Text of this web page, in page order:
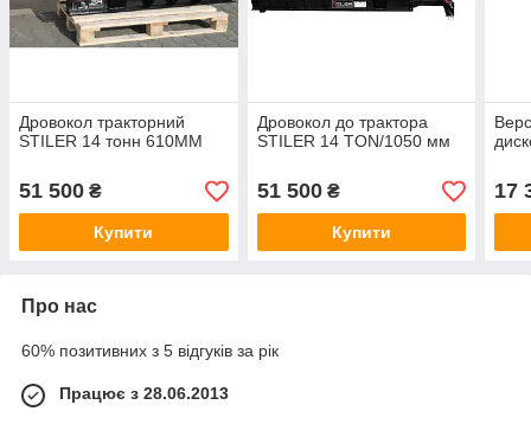
Дровокол тракторний
STILER 14 тонн 610MM
51 500 ₴
Купити
Дровокол до трактора
STILER 14 TON/1050 мм
51 500₴
Купити
17
Про нас
60% позитивних з 5 відгуків за рік
Працює з 28.06.2013